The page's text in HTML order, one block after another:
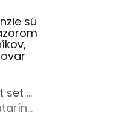
sú
Ballet set školská taška, nerezová fľaša a plný peračník s motívom baletky pre dievča
produktu je 5 z 5
Katarína Sz.